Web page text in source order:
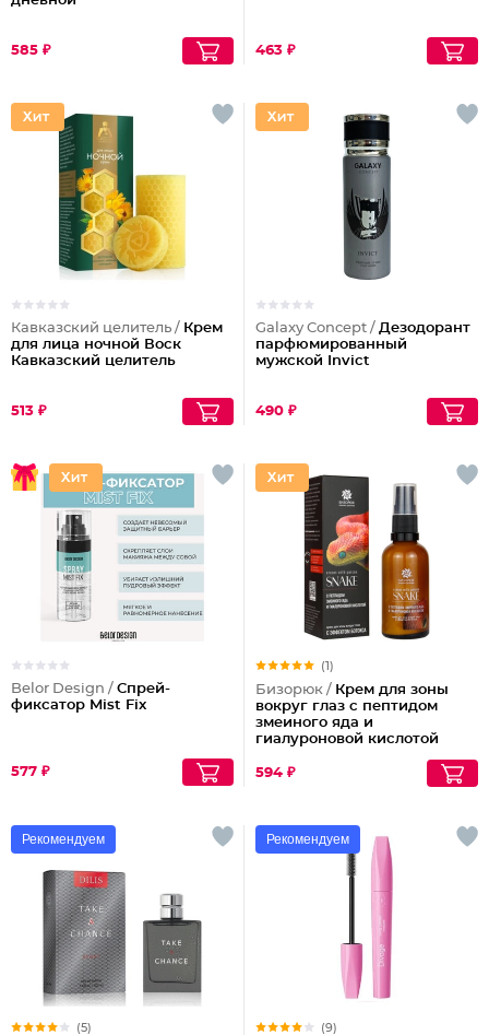
585 ₽ 463 ₽
Кавказский целитель / Крем
для лица ночной Воск
Кавказский целитель
513 ₽
Galaxy Concept / Дезодорант
парфюмированный
мужской Invict
490 ₽
Belor Design / Спрей-
фиксатор Mist Fix
577 ₽
(1)
Бизорюк / Крем для зоны
вокруг глаз с пептидом
змеиного яда и
гиалуроновой кислотой
594 ₽
Рекомендуем
(5)
Рекомендуем
(9)